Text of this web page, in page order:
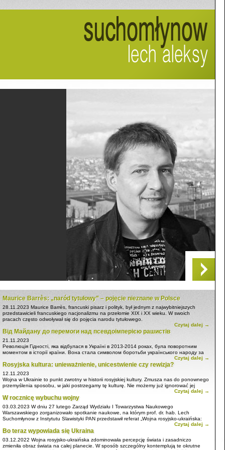
Maurice Barrès: „naród tytułowy” – pojęcie nieznane w Polsce
28.11.2023 Maurice Barrès, francuski pisarz i polityk, był jednym z najwybitniejszych
przedstawicieli francuskiego nacjonalizmu na przełomie XIX i XX wieku. W swoich
pracach często odwoływał się do pojęcia narodu tytułowego.
Barrès uważał, że naród tytułowy to naród, który jest dominujący w państwie, w którym
żyje. Naród ten ma swoją własną kulturę, tradycje i język, które są przekazywane z
obrony swojej tożsamości.
Czytaj dalej →
Від Майдану до перемоги над псевдоімперією рашистів
21.11.2023
Революція Гідності, яка відбулася в Україні в 2013-2014 роках, була поворотним
моментом в історії країни. Вона стала символом боротьби українського народу за
Czytaj dalej →
Rosyjska kultura: unieważnienie, unicestwienie czy rewizja?
12.11.2023
Wojna w Ukrainie to punkt zwrotny w historii rosyjskiej kultury. Zmusza nas do ponownego
przemyślenia sposobu, w jaki postrzegamy tę kulturę. Nie możemy już ignorować jej
imperialistycznego charakteru i związków z przemocą. Musimy zacząć postrzegać rosyjską
kulturę jako złożoną i kontrowersyjną, która zawiera zarówno elementy piękne, jak i
Czytaj dalej →
W rocznicę wybuchu wojny
03.03.2023 W dniu 27 lutego Zarząd Wydziału I Towarzystwa Naukowego
Warszawskiego zorganizowało spotkanie naukowe, na którym prof. dr. hab. Lech
Suchomłynow z Instytutu Slawistyki PAN przedstawił referat „Wojna rosyjsko-ukraińska:
Czytaj dalej →
Bo teraz wypowiada się Ukraina
03.12.2022 Wojna rosyjsko-ukraińska zdominowała percepcję świata i zasadniczo
zmieniła obraz świata na całej planecie. W sposób szczególny kontemplują te okrutne